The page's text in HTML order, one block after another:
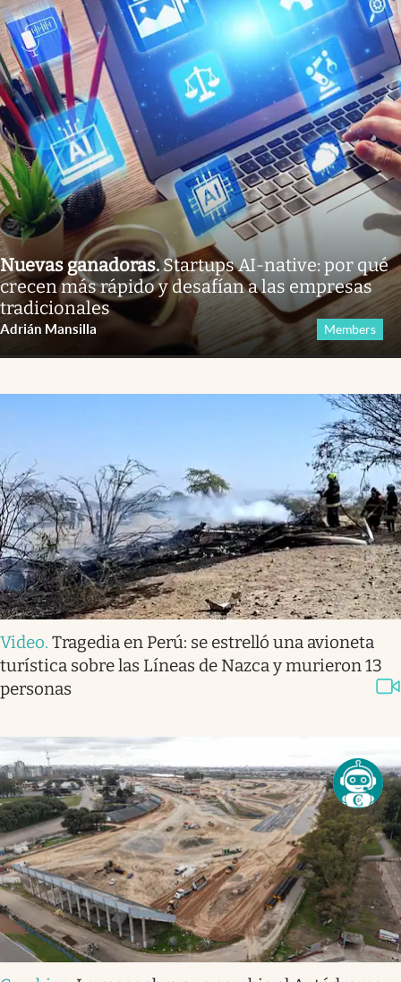
Nuevas ganadoras.Startups AI-native: por qué
crecen más rápido y desafían a las empresas
tradicionales
Adrián Mansilla Members
Video. Tragedia en Perú: se estrelló una avioneta
turística sobre las Líneas de Nazca y murieron 13
personas